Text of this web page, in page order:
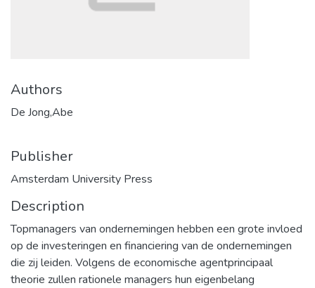
Authors
De Jong,Abe
Publisher
Amsterdam University Press
Description
Topmanagers van ondernemingen hebben een grote invloed
op de investeringen en financiering van de ondernemingen
die zij leiden. Volgens de economische agentprincipaal
theorie zullen rationele managers hun eigenbelang